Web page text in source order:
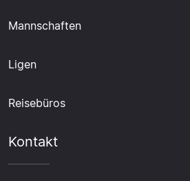
Mannschaften
Ligen
Reisebüros
Kontakt